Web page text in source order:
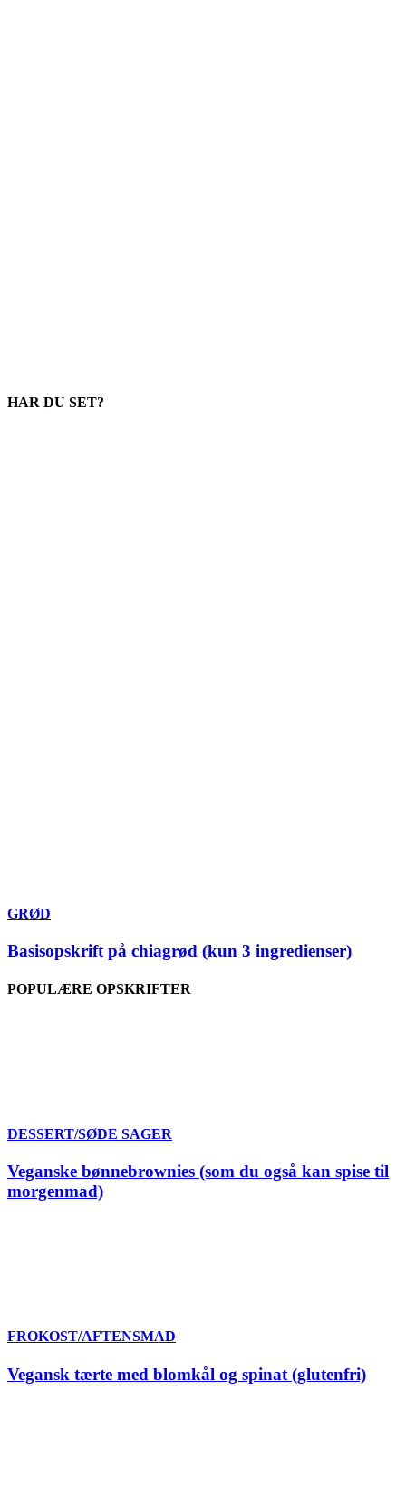
HAR DU SET?
GRØD
Basisopskrift på chiagrød (kun 3 ingredienser)
POPULÆRE OPSKRIFTER
DESSERT/SØDE SAGER
Veganske bønnebrownies (som du også kan spise til
morgenmad)
FROKOST/AFTENSMAD
Vegansk tærte med blomkål og spinat (glutenfri)